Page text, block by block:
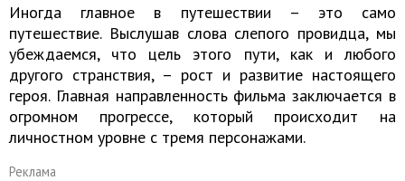
Иногда главное в путешествии – это само
путешествие. Выслушав слова слепого провидца, мы
убеждаемся, что цель этого пути, как и любого
другого странствия, – рост и развитие настоящего
героя. Главная направленность фильма заключается в
огромном прогрессе, который происходит на
личностном уровне с тремя персонажами.
Реклама